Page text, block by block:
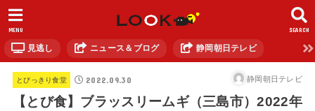
SEARCH
MENU
見逃し ニュース＆ブログ 静岡朝日テレビ
とびっきり食堂 2022.09.30 静岡朝日テレビ
【とび食】ブラッスリームギ（三島市）2022年